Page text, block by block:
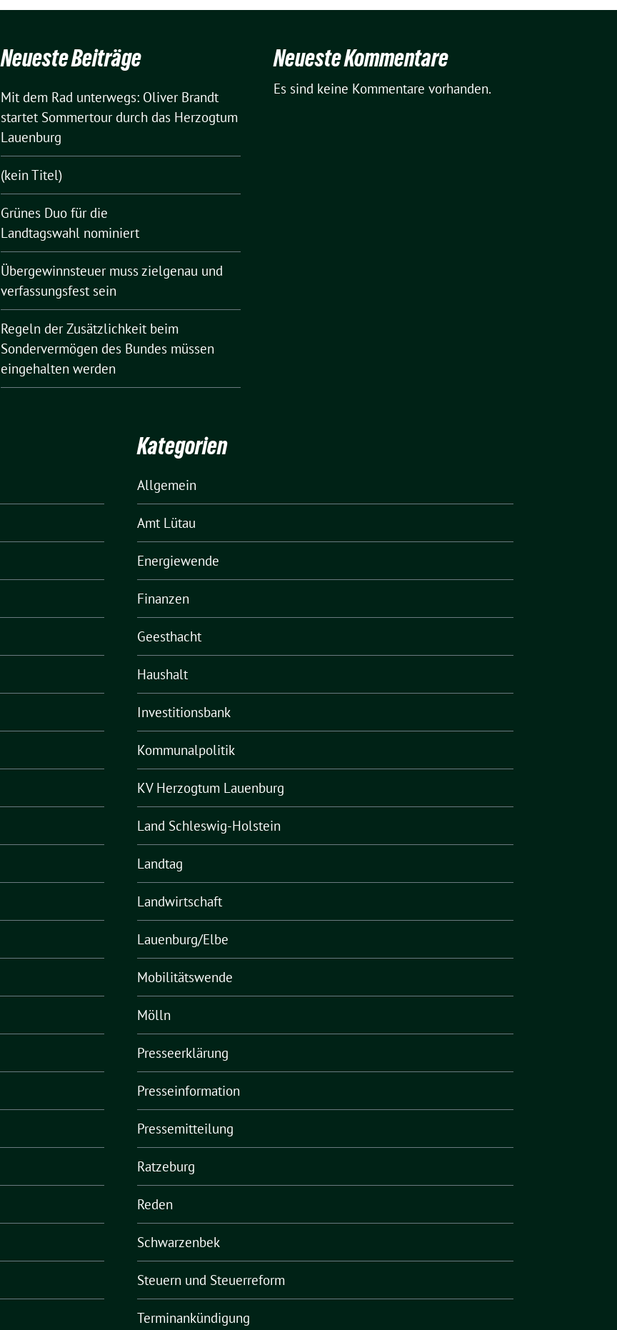
Neueste Beiträge
Mit dem Rad unterwegs: Oliver Brandt
startet Sommertour durch das Herzogtum
Lauenburg
(kein Titel)
Grünes Duo für die
Landtagswahl nominiert
Übergewinnsteuer muss zielgenau und
verfassungsfest sein
Regeln der Zusätzlichkeit beim
Sondervermögen des Bundes müssen
eingehalten werden
Neueste Kommentare
Es sind keine Kommentare vorhanden.
Kategorien
Allgemein
Amt Lütau
Energiewende
Finanzen
Geesthacht
Haushalt
Investitionsbank
Kommunalpolitik
KV Herzogtum Lauenburg
Land Schleswig-Holstein
Landtag
Landwirtschaft
Lauenburg/Elbe
Mobilitätswende
Mölln
Presseerklärung
Presseinformation
Pressemitteilung
Ratzeburg
Reden
Schwarzenbek
Steuern und Steuerreform
Terminankündigung